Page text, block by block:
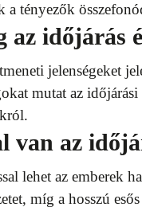
a tényezők
az időjárás
jelenségeket
mutat az
van az
lehet az emberek
míg a hosszú